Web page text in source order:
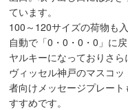
ています。
100～120サイズの荷物も
自動で「0・0・0・0」に
ヤルキーになっておりさら
ヴィッセル神戸のマスコ
者向けメッセージプレー
すすめです。